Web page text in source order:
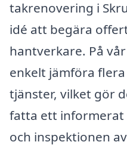
takrenovering i
idé att begära
hantverkare. På
enkelt jämföra
tjänster, vilket gör
fatta ett informerat
och inspektionen